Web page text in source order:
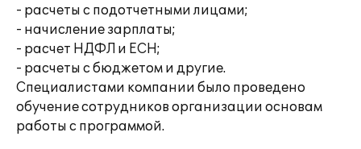
- расчеты с подотчетными лицами;
- начисление зарплаты;
- расчет НДФЛ и ЕСН;
- расчеты с бюджетом и другие.
Специалистами компании было проведено
обучение сотрудников организации основам
работы с программой.